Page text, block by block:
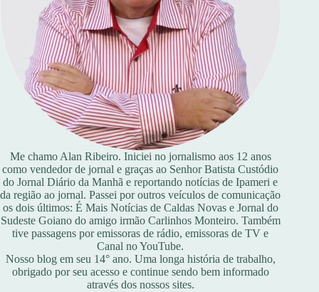
Me chamo Alan Ribeiro. Iniciei no jornalismo aos 12 anos
como vendedor de jornal e graças ao Senhor Batista Custódio
do Jornal Diário da Manhã e reportando notícias de Ipameri e
da região ao jornal. Passei por outros veículos de comunicação
os dois últimos: É Mais Notícias de Caldas Novas e Jornal do
Sudeste Goiano do amigo irmão Carlinhos Monteiro. Também
tive passagens por emissoras de rádio, emissoras de TV e
Canal no YouTube.
Nosso blog em seu 14° ano. Uma longa história de trabalho,
obrigado por seu acesso e continue sendo bem informado
através dos nossos sites.